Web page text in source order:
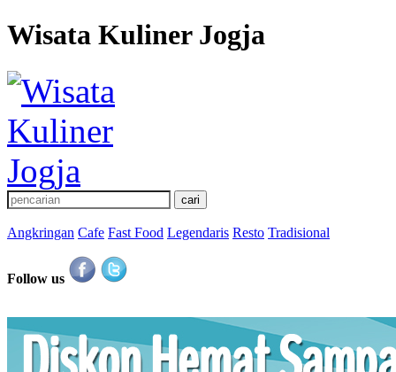
Wisata Kuliner Jogja
Angkringan Cafe Fast Food Legendaris Resto Tradisional
Follow us